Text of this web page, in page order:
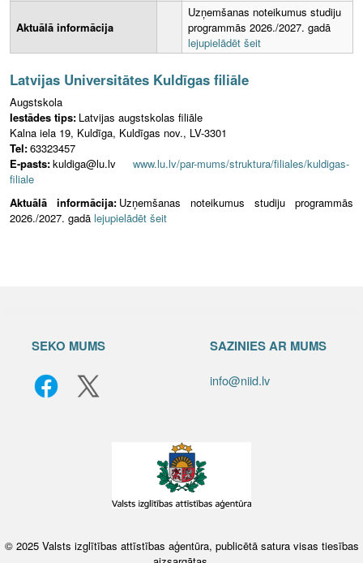
Aktuālā informācija
Uzņemšanas noteikumus studiju
programmās 2026./2027. gadā
lejupielādēt šeit
Latvijas Universitātes Kuldīgas filiāle
Augstskola
Iestādes tips: Latvijas augstskolas filiāle
Kalna iela 19, Kuldīga, Kuldīgas nov., LV-3301
Tel:63323457
E-pasts:kuldiga@lu.lv www.lu.lv/par-mums/struktura/filiales/kuldigas-
filiale
Aktuālā informācija: Uzņemšanas noteikumus studiju programmās
2026./2027. gadā lejupielādēt šeit
SEKO MUMS SAZINIES AR MUMS
info@niid.lv
© 2025 Valsts izglītības attīstības aģentūra, publicētā satura visas tiesības